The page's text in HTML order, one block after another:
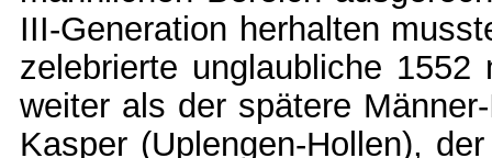
III-Generation herhalten
zelebrierte unglaubliche
weiter als der spätere
Kasper (Uplengen-Hollen),